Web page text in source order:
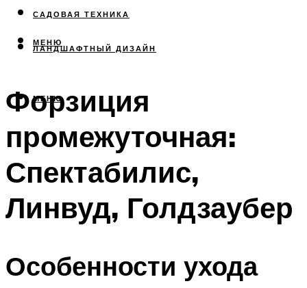
САДОВАЯ ТЕХНИКА
ЛАНДШАФТНЫЙ ДИЗАЙН
МЕНЮ
МЕНЮ
Форзиция
промежуточная:
Спектабилис,
Линвуд, Голдзаубер
Особенности ухода